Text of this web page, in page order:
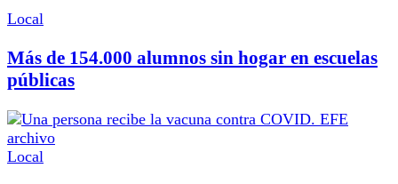
Local
Más de 154.000 alumnos sin hogar en escuelas
públicas
Local